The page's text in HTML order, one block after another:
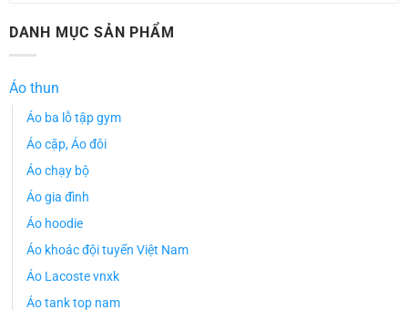
DANH MỤC SẢN PHẨM
Áo thun
Áo ba lỗ tập gym
Áo cặp, Áo đôi
Áo chạy bộ
Áo gia đình
Áo hoodie
Áo khoác đội tuyển Việt Nam
Áo Lacoste vnxk
Áo tank top nam